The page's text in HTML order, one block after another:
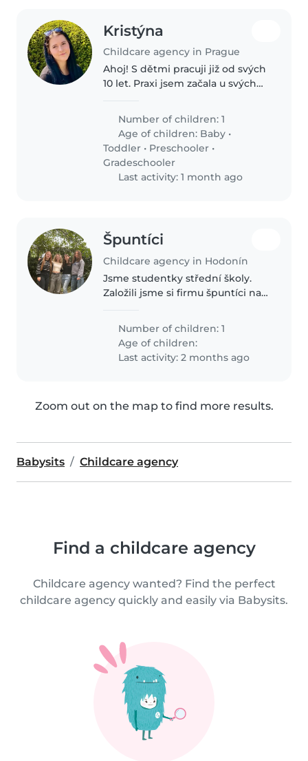
Kristýna
Childcare agency in Prague
Ahoj! S dětmi pracuji již od svých
10 let. Praxi jsem začala u svých
děti u příbuzných, či známých.
Mám zkušenosti od těch úplně
nejmenších až po studenty...
Number of children: 1
Age of children: Baby •
Toddler • Preschooler •
Gradeschooler
Last activity: 1 month ago
Špuntíci
Childcare agency in Hodonín
Jsme studentky střední školy.
Založili jsme si firmu špuntíci na
cílem je poskytnout rodičům i
majitelům zvířat jistotu, že jejich
nejbližší jsou v dobrých..
Number of children: 1
Age of children:
Last activity: 2 months ago
Zoom out on the map to find more results.
Babysits Childcare agency
Find a childcare agency
Childcare agency wanted? Find the perfect
childcare agency quickly and easily via Babysits.